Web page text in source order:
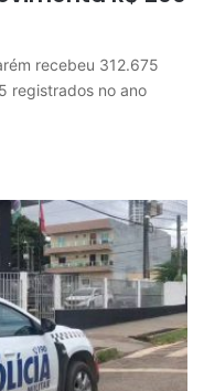
recebeu 312.675
registrados no ano